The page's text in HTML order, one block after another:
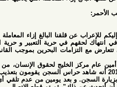
البالغ إزاء المعاملة التي يلاقيها
في حرية التعبير و حرية التجمع. لقد
البحرين بموجب القانون الدولي،
الخليج لحقوق الإنسان، من زنزانته في
بأسرته، بعد أن أخبر زوجته سُميَّة في 14 أيار 2013 أنه شاهد حراس السجن يقومون بتعذيب ثمانية من
و بعد يومين من عدم تلقي أي نبأ، اتصل